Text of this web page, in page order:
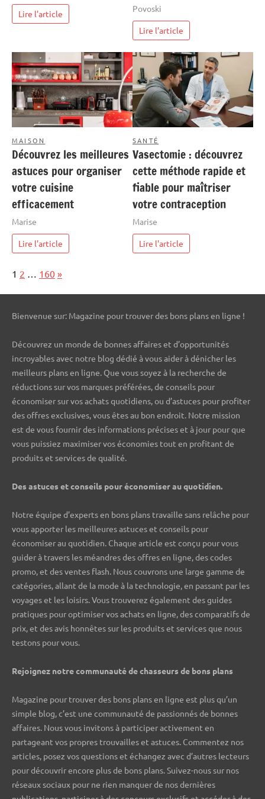
Lire l'article Povoski
Lire l'article
MAISON
Découvrez les meilleures
astuces pour organiser
votre cuisine
efficacement
Marise
Lire l'article
SANTÉ
Vasectomie : découvrez
cette méthode rapide et
fiable pour maîtriser
votre contraception
Marise
Lire l'article
Page:
1 2 160 Next
»
Bienvenue sur: Magazine pour trouver des bons plans en ligne !
Découvrez un monde de bonnes affaires et d’opportunités
incroyables avec notre blog dédié à vous aider à dénicher les
meilleurs plans en ligne. Que vous soyez à la recherche de
réductions sur vos marques préférées, de conseils pour
économiser sur vos achats quotidiens, ou d’astuces pour profiter
des offres exclusives, vous êtes au bon endroit. Notre mission
est de vous fournir des informations précises et à jour pour que
vous puissiez maximiser vos économies tout en profitant de
produits et services de qualité.
Des astuces et conseils pour économiser au quotidien.
Notre équipe d’experts en bons plans travaille sans relâche pour
vous apporter les meilleures astuces et conseils pour
économiser au quotidien. Chaque article est conçu pour vous
guider à travers les méandres des offres en ligne, des codes
promo, et des ventes flash. Nous couvrons une large gamme de
catégories, allant de la mode à la technologie, en passant par les
voyages et les loisirs. Vous trouverez également des guides
pratiques pour optimiser vos achats en ligne, des comparatifs de
prix, et des avis honnêtes sur les produits et services que nous
testons pour vous.
Rejoignez notre communauté de chasseurs de bons plans ️
Magazine pour trouver des bons plans en ligne est plus qu’un
simple blog, c’est une communauté de passionnés de bonnes
affaires. Nous vous invitons à participer activement en
partageant vos propres trouvailles et astuces. Commentez nos
articles, posez vos questions et échangez avec d’autres lecteurs
pour découvrir encore plus de bons plans. Suivez-nous sur nos
réseaux sociaux pour ne rien manquer de nos dernières